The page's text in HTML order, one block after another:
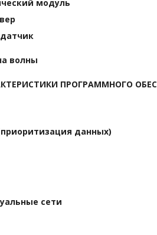
модуль
волны
ПРОГРАММНОГО
данных)
сети